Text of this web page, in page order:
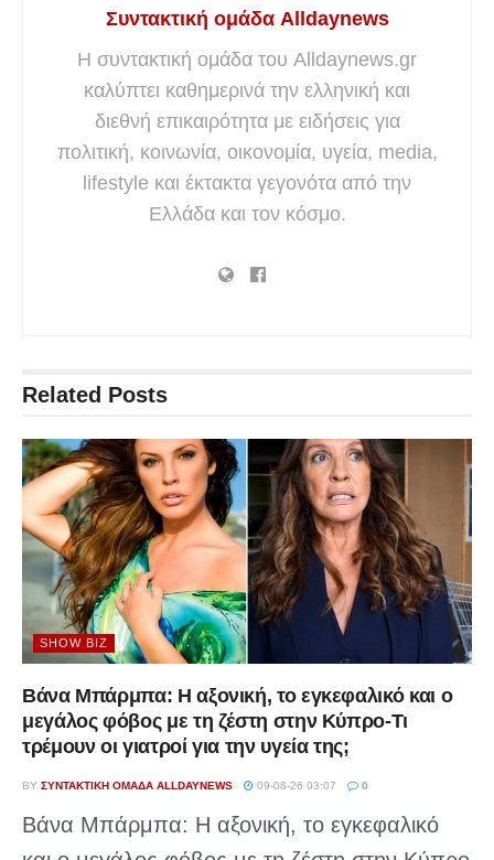
Συντακτική ομάδα Alldaynews
Η συντακτική ομάδα του Alldaynews.gr
καλύπτει καθημερινά την ελληνική και
διεθνή επικαιρότητα με ειδήσεις για
πολιτική, κοινωνία, οικονομία, υγεία, media,
lifestyle και έκτακτα γεγονότα από την
Ελλάδα και τον κόσμο.
Related Posts
SHOW BIZ
Βάνα Μπάρμπα: Η αξονική, το εγκεφαλικό και ο
μεγάλος φόβος με τη ζέστη στην Κύπρο-Τι
τρέμουν οι γιατροί για την υγεία της;
BY ΣΥΝΤΑΚΤΙΚΉ ΟΜΆΔΑ ALLDAYNEWS 09-08-26 03:07 0
Βάνα Μπάρμπα: Η αξονική, το εγκεφαλικό